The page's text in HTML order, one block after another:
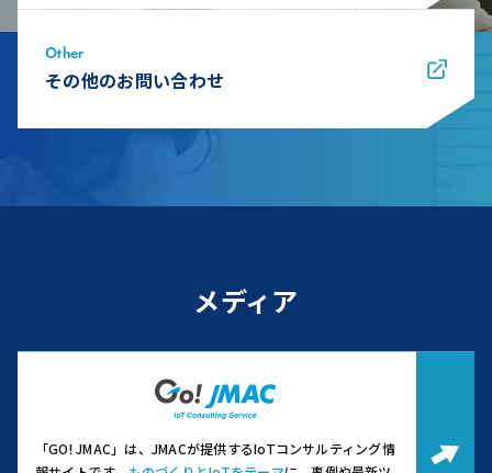
Other
その他のお問い合わせ
メディア
「GO! JMAC」は、JMACが提供するIoTコンサルティング情